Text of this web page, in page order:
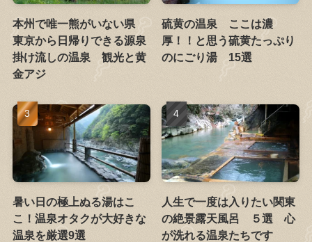
本州で唯一熊がいない県
東京から日帰りできる源泉
掛け流しの温泉 観光と黄
金アジ
硫黄の温泉 ここは濃
厚！！と思う硫黄たっぷり
のにごり湯 15選
暑い日の極上ぬる湯はこ
こ！温泉オタクが大好きな
温泉を厳選9選
人生で一度は入りたい関東
の絶景露天風呂 ５選 心
が洗れる温泉たちです